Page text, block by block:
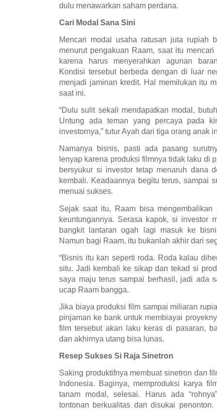
dulu menawarkan saham perdana.
Cari Modal Sana Sini
Mencari modal usaha ratusan juta rupiah
menurut pengakuan Raam, saat itu
karena harus menyerahkan agunan
Kondisi tersebut berbeda dengan di luar
menjadi jaminan kredit. Hal memilukan itu
saat ini.
“Dulu sulit sekali mendapatkan modal,
Untung ada teman yang percaya pada
investornya,” tutur Ayah dari tiga orang anak
Namanya bisnis, pasti ada pasang
lenyap karena produksi filmnya tidak laku di
bersyukur si investor tetap menaruh dana
kembali. Keadaannya begitu terus, sampai
menuai sukses.
Sejak saat itu, Raam bisa
keuntungannya. Serasa kapok, si investor
bangkit lantaran ogah lagi masuk ke
Namun bagi Raam, itu bukanlah akhir dari
“Bisnis itu kan seperti roda. Roda kalau
situ. Jadi kembali ke sikap dan tekad si
saya maju terus sampai berhasil, jadi ada
ucap Raam bangga.
Jika biaya produksi film sampai miliaran
pinjaman ke bank untuk membiayai
film tersebut akan laku keras di pasaran,
dan akhirnya utang bisa lunas.
Resep Sukses Si Raja Sinetron
Saking produktifnya membuat sinetron dan
Indonesia. Baginya, memproduksi karya
tanam modal, selesai. Harus ada
tontonan berkualitas dan disukai